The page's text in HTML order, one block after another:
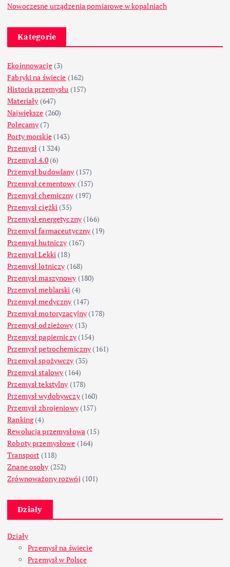
Nowoczesne urządzenia pomiarowe w kopalniach
Kategorie
Ekoinnowacje(3)
Fabryki na świecie (162)
Historia przemysłu (157)
Materiały (647)
Największe (260)
Polecamy (7)
Porty morskie(143)
Przemysł (1 324)
Przemysł 4.0(6)
Przemysł budowlany (157)
Przemysł cementowy (157)
Przemysł chemiczny (197)
Przemysł ciężki (35)
Przemysł energetyczny (166)
Przemysł farmaceutyczny (19)
Przemysł hutniczy (167)
Przemysł Lekki (18)
Przemysł lotniczy (168)
Przemysł maszynowy (180)
Przemysł meblarski (4)
Przemysł medyczny (147)
Przemysł motoryzacyjny (178)
Przemysł odzieżowy (13)
Przemysł papierniczy(154)
Przemysł petrochemiczny (161)
Przemysł spożywczy (35)
Przemysł stalowy (164)
Przemysł tekstylny (178)
Przemysł wydobywczy(160)
Przemysł zbrojeniowy(157)
Ranking(4)
Rewolucja przemysłowa (15)
Roboty przemysłowe (164)
Transport (118)
Znane osoby (252)
Zrównoważony rozwój (101)
Działy
Działy
Przemysł na świecie
Przemysł w Polsce